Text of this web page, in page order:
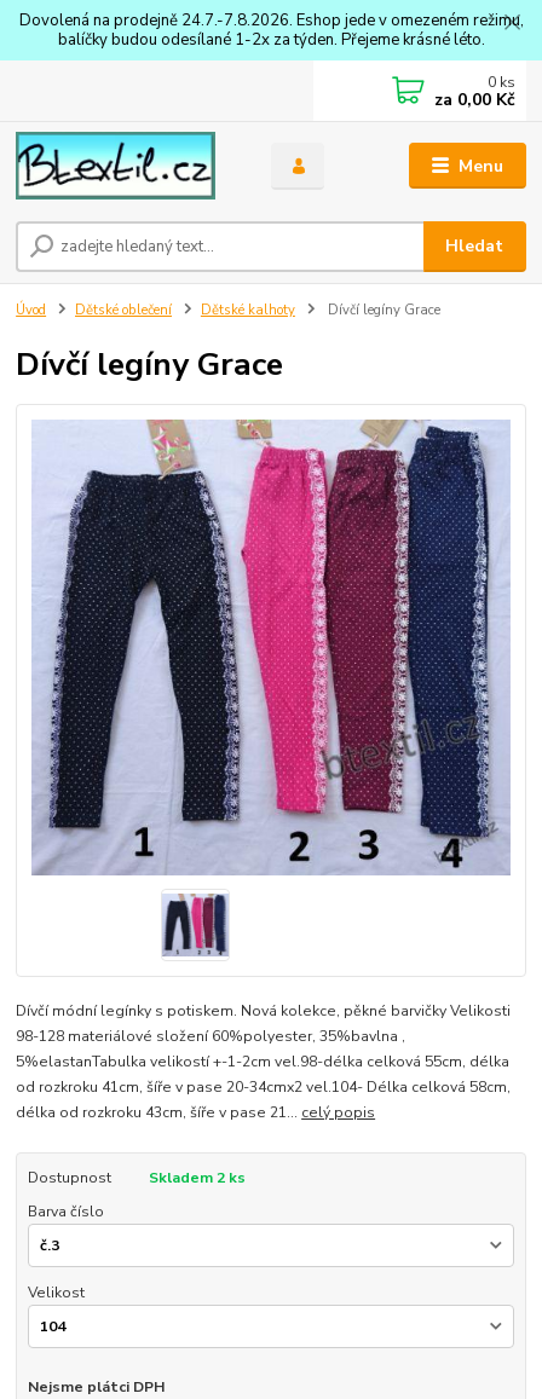
Dovolená na prodejně 24.7.-7.8.2026. Eshop jede v omezeném režimu,
balíčky budou odesílané 1-2x za týden. Přejeme krásné léto.
Menu
Hledat
0 ks
za 0,00 Kč
Úvod Dětské oblečení Dětské kalhoty Dívčí legíny Grace
Dívčí legíny Grace
Dívčí módní legínky s potiskem. Nová kolekce, pěkné barvičky Velikosti
98-128 materiálové složení 60%polyester, 35%bavlna ,
5%elastanTabulka velikostí +-1-2cm vel.98-délka celková 55cm, délka
od rozkroku 41cm, šíře v pase 20-34cmx2 vel.104- Délka celková 58cm,
délka od rozkroku 43cm, šíře v pase 21... celý popis
Dostupnost
Skladem 2 ks
Barva číslo
Velikost
Nejsme plátci DPH